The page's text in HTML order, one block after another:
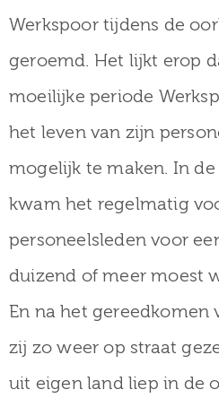
Werkspoor tijdens de
geroemd. Het lijkt erop
moeilijke periode
het leven van zijn
mogelijk te maken. In
kwam het regelmatig
personeelsleden voor
duizend of meer moest
En na het gereedkomen
zij zo weer op straat
uit eigen land liep in de